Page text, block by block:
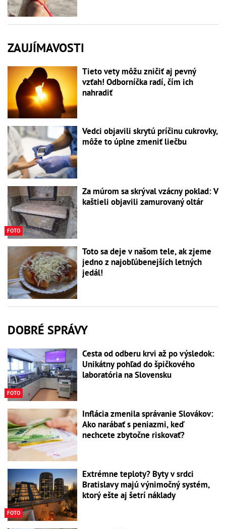
ZAUJÍMAVOSTI
Tieto vety môžu zničiť aj pevný
vzťah! Odborníčka radí, čím ich
nahradiť
Vedci objavili skrytú príčinu cukrovky,
môže to úplne zmeniť liečbu
FOTO
Za múrom sa skrýval vzácny poklad: V
kaštieli objavili zamurovaný oltár
Toto sa deje v našom tele, ak zjeme
jedno z najobľúbenejších letných
jedál!
DOBRÉ SPRÁVY
FOTO
Cesta od odberu krvi až po výsledok:
Unikátny pohľad do špičkového
laboratória na Slovensku
Inflácia zmenila správanie Slovákov:
Ako narábať s peniazmi, keď
nechcete zbytočne riskovať?
FOTO
Extrémne teploty? Byty v srdci
Bratislavy majú výnimočný systém,
ktorý ešte aj šetrí náklady